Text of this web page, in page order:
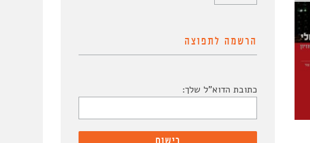
הרשמה לתפוצה
כתובת הדוא"ל שלך: